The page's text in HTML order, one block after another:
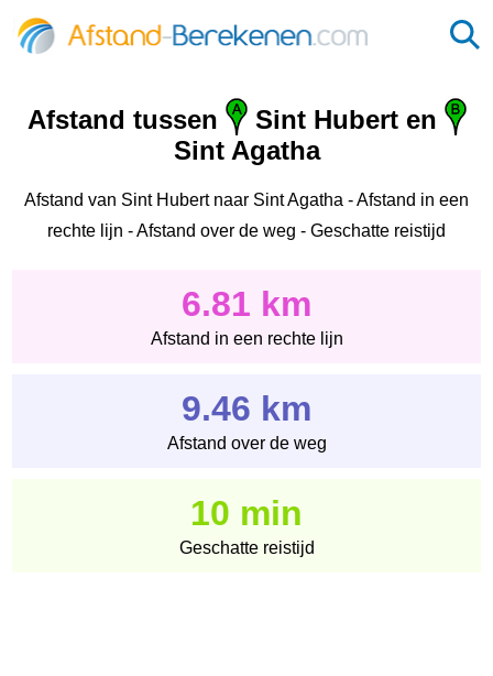
Afstand tussen
Sint Hubert en
Sint Agatha
Afstand van Sint Hubert naar Sint Agatha - Afstand in een
rechte lijn - Afstand over de weg - Geschatte reistijd
6.81 km
Afstand in een rechte lijn
9.46 km
Afstand over de weg
10 min
Geschatte reistijd